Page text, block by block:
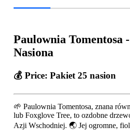
Paulownia Tomentosa
Nasiona
💰 Price: Pakiet 25 nasion
🌱 Paulownia Tomentosa, znana
lub Foxglove Tree, to ozdobne
Azji Wschodniej. 🌏 Jej ogromne,